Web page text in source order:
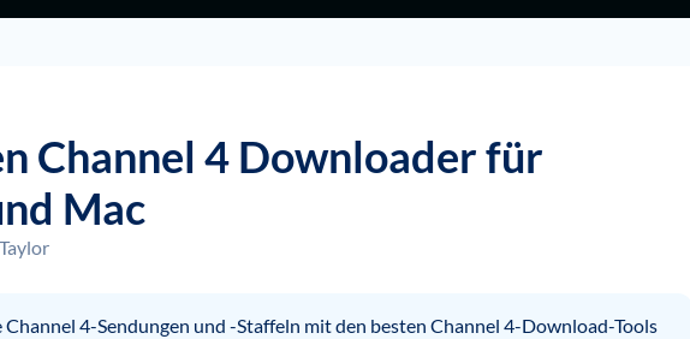
Channel 4 Downloader für
Mac
Channel 4-Sendungen und -Staffeln mit den besten Channel 4-Download-Tools